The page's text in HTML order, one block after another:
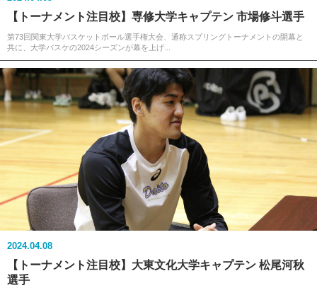
【トーナメント注目校】専修大学キャプテン 市場修斗選手
第73回関東大学バスケットボール選手権大会、通称スプリングトーナメントの開幕と
共に、大学バスケの2024シーズンが幕を上げ...
2024.04.08
【トーナメント注目校】大東文化大学キャプテン 松尾河秋
選手